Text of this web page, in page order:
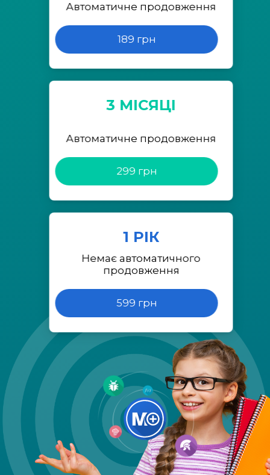
Автоматичне продовження
189 грн
3 МІСЯЦІ
Автоматичне продовження
299 грн
1 РІК
Немає автоматичного
продовження
599 грн